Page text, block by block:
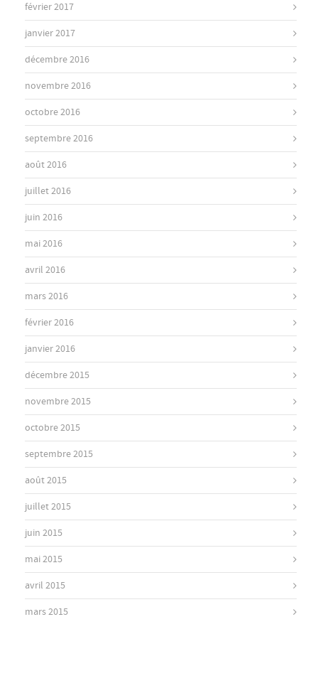
février 2017
janvier 2017
décembre 2016
novembre 2016
octobre 2016
septembre 2016
août 2016
juillet 2016
juin 2016
mai 2016
avril 2016
mars 2016
février 2016
janvier 2016
décembre 2015
novembre 2015
octobre 2015
septembre 2015
août 2015
juillet 2015
juin 2015
mai 2015
avril 2015
mars 2015